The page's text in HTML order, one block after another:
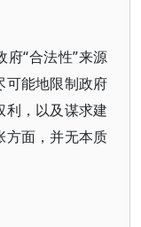
“合法性”来源
可能地限制政府
利，以及谋求建
方面，并无本质